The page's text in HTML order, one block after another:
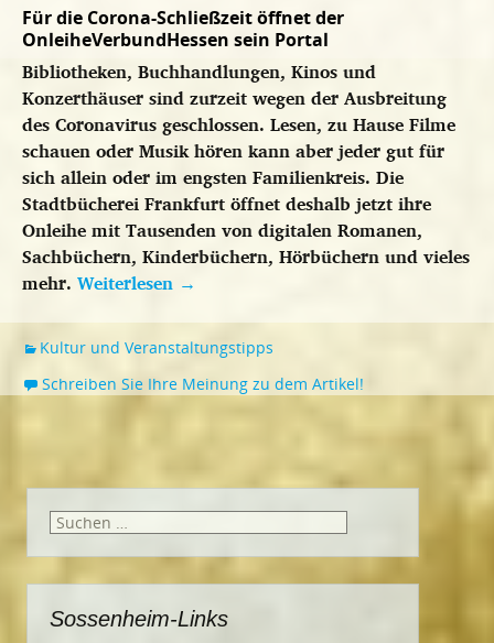
Für die Corona-Schließzeit öffnet der
OnleiheVerbundHessen sein Portal
Bibliotheken, Buchhandlungen, Kinos und
Konzerthäuser sind zurzeit wegen der Ausbreitung
des Coronavirus geschlossen. Lesen, zu Hause Filme
schauen oder Musik hören kann aber jeder gut für
sich allein oder im engsten Familienkreis. Die
Stadtbücherei Frankfurt öffnet deshalb jetzt ihre
Onleihe mit Tausenden von digitalen Romanen,
Sachbüchern, Kinderbüchern, Hörbüchern und vieles
mehr. Weiterlesen →
Kultur und Veranstaltungstipps
Schreiben Sie Ihre Meinung zu dem Artikel!
Suchen
Sossenheim-Links